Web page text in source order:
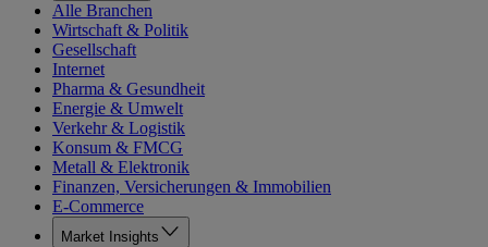
Alle Branchen
Wirtschaft & Politik
Gesellschaft
Internet
Pharma & Gesundheit
Energie & Umwelt
Verkehr & Logistik
Konsum & FMCG
Metall & Elektronik
Finanzen, Versicherungen & Immobilien
E-Commerce
Market Insights